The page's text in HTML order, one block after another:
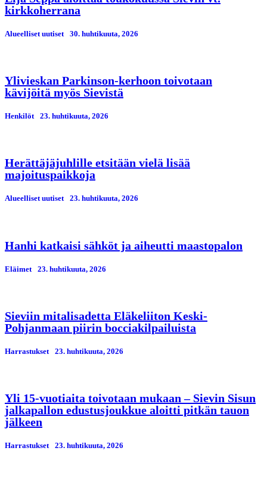
kirkkoherrana
Alueelliset uutiset 30. huhtikuuta, 2026
Ylivieskan Parkinson-kerhoon toivotaan
kävijöitä myös Sievistä
Henkilöt 23. huhtikuuta, 2026
Herättäjäjuhlille etsitään vielä lisää
majoituspaikkoja
Alueelliset uutiset 23. huhtikuuta, 2026
Hanhi katkaisi sähköt ja aiheutti maastopalon
Eläimet 23. huhtikuuta, 2026
Sieviin mitalisadetta Eläkeliiton Keski-
Pohjanmaan piirin bocciakilpailuista
Harrastukset 23. huhtikuuta, 2026
Yli 15-vuotiaita toivotaan mukaan – Sievin Sisun
jalkapallon edustusjoukkue aloitti pitkän tauon
jälkeen
Harrastukset 23. huhtikuuta, 2026